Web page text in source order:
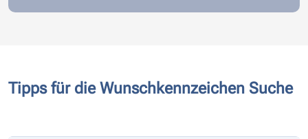
Tipps für die Wunschkennzeichen Suche